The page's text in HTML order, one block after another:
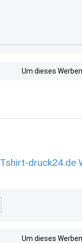
Um dieses
Tshirt-druck24.de
Um dieses